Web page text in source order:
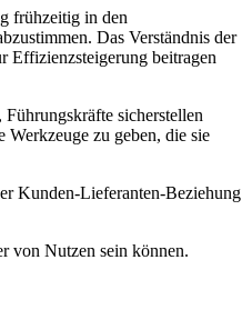
frühzeitig in den
Das Verständnis der
Effizienzsteigerung beitragen
sicherstellen
zu geben, die sie
Kunden-Lieferanten-Beziehung
von Nutzen sein können.